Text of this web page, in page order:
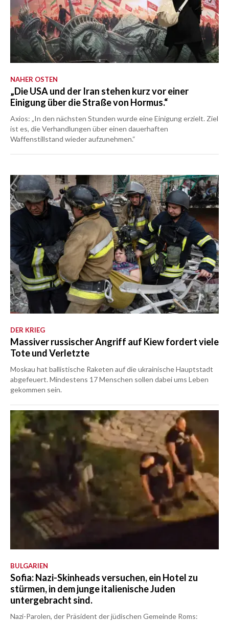
NAHER OSTEN
„Die USA und der Iran stehen kurz vor einer
Einigung über die Straße von Hormus.“
Axios: „In den nächsten Stunden wurde eine Einigung erzielt. Ziel
ist es, die Verhandlungen über einen dauerhaften
Waffenstillstand wieder aufzunehmen.“
DER KRIEG
Massiver russischer Angriff auf Kiew fordert viele
Tote und Verletzte
Moskau hat ballistische Raketen auf die ukrainische Hauptstadt
abgefeuert. Mindestens 17 Menschen sollen dabei ums Leben
gekommen sein.
BULGARIEN
Sofia: Nazi-Skinheads versuchen, ein Hotel zu
stürmen, in dem junge italienische Juden
untergebracht sind.
Nazi-Parolen, der Präsident der jüdischen Gemeinde Roms: